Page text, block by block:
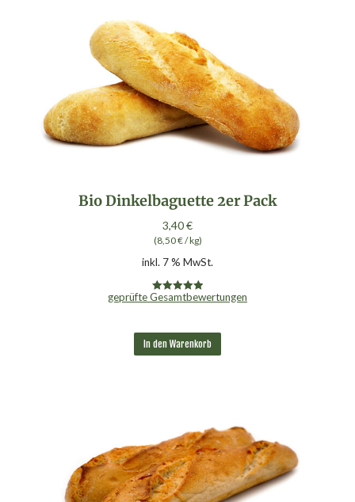
Bio Dinkelbaguette 2er Pack
3,40€
(8,50€/kg)
inkl. 7 % MwSt.
Bewertet mit
geprüfte Gesamtbewertungen
In den Warenkorb